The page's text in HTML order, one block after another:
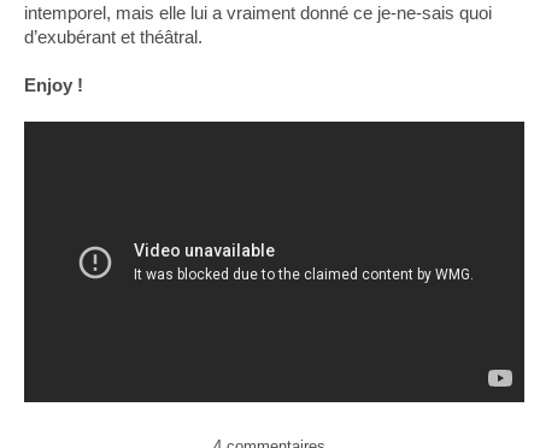
intemporel, mais elle lui a vraiment donné ce je-ne-sais quoi
d’exubérant et théâtral.
Enjoy !